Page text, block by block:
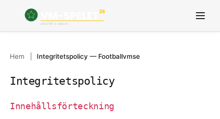
ODDS OCH SPEL
ORDLISTA
Hem Integritetspolicy — Footballvmse
Integritetspolicy
Innehållsförteckning